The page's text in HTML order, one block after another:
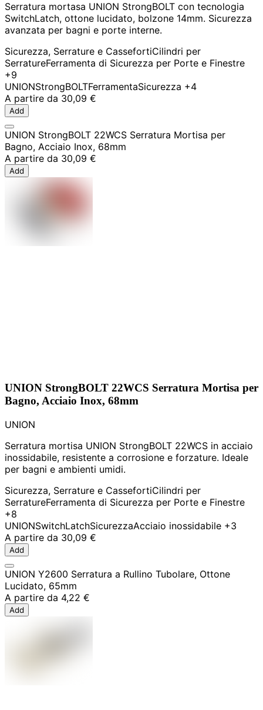
Serratura mortasa UNION StrongBOLT con tecnologia
SwitchLatch, ottone lucidato, bolzone 14mm. Sicurezza
avanzata per bagni e porte interne.
Sicurezza, Serrature e CassefortiCilindri per
SerratureFerramenta di Sicurezza per Porte e Finestre
+9
UNIONStrongBOLTFerramentaSicurezza +4
A partire da 30,09 €
Add
UNION StrongBOLT 22WCS Serratura Mortisa per
Bagno, Acciaio Inox, 68mm
A partire da 30,09 €
Add
UNION StrongBOLT 22WCS Serratura Mortisa per
Bagno, Acciaio Inox, 68mm
UNION
Serratura mortisa UNION StrongBOLT 22WCS in acciaio
inossidabile, resistente a corrosione e forzature. Ideale
per bagni e ambienti umidi.
Sicurezza, Serrature e CassefortiCilindri per
SerratureFerramenta di Sicurezza per Porte e Finestre
+8
UNIONSwitchLatchSicurezzaAcciaio inossidabile +3
A partire da 30,09 €
Add
UNION Y2600 Serratura a Rullino Tubolare, Ottone
Lucidato, 65mm
A partire da 4,22 €
Add